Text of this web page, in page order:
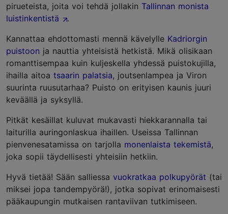
pirueteista, joita voi tehdä jollakin Tallinnan monista
luistinkentistä
.
Kannattaa ehdottomasti mennä kävelylle Kadriorgin
puistoon ja nauttia yhteisistä hetkistä. Mikä olisikaan
romanttisempaa kuin kuljeskella yhdessä puistokujilla,
ihailla aitoa tsaarin palatsia, joutsenlampea ja Viron
suurinta ruusutarhaa? Puisto on erityisen kaunis juuri
keväällä ja syksyllä.
Pitkät kesäillat kuluvat mukavasti hiekkarannalla tai
laiturilla auringonlaskua ihaillen. Useissa Tallinnan
pienvenesatamissa on tarjolla monenlaista tekemistä,
joka sopii täydellisesti yhteisiin hetkiin.
Hyvä tietää! Sään salliessa vuokratkaa polkupyörät (tai
miksei jopa tandempyörä!), jotka sopivat erinomaisesti
pääkaupungin mutkaisen rantaviivan tutkimiseen.